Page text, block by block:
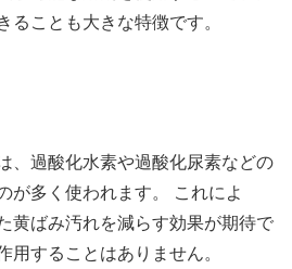
ることも大きな特徴です。
、過酸化水素や過酸化尿素などの
が多く使われます。 これによ
黄ばみ汚れを減らす効果が期待で
用することはありません。